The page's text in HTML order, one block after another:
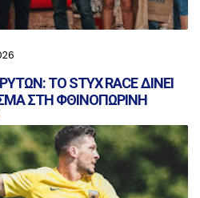
ΤΟ STYX RACE ΔΙΝΕΙ
ΣΤΗ ΦΘΙΝΟΠΩΡΙΝΗ